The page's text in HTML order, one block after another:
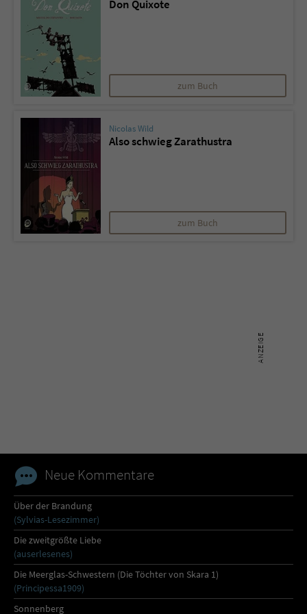
Don Quixote
zum Buch
Nicolas Wild
Also schwieg Zarathustra
zum Buch
Neue Kommentare
Über der Brandung
(Sylvias-Lesezimmer)
Die zweitgrößte Liebe
(auserlesenes)
Die Meerglas-Schwestern (Die Töchter von Skara 1)
(Principessa1909)
Sonnenberg
Sicherheitscode des Kontaktformulars zu